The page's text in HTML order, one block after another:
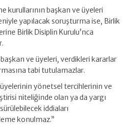
kurullarının başkan ve üyeleri
yapılacak soruşturma ise, Birlik
Birlik Disiplin Kurulu’nca
ve üyeleri, verdikleri kararlar
tabi tutulamazlar.
yönetsel tercihlerinin ve
niteliğinde olan ya da yargı
iddiaları
konulmaz.”